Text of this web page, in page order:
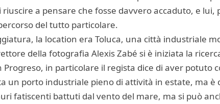
a pensare che fosse davvero accaduto, e
del tutto particolare.
la location era Toluca, una città industriale
della fotografia Alexis Zabé si è iniziata la
Progreso, in particolare il regista dice di aver potuto
un porto industriale pieno di attività in estate, ma è
fatiscenti battuti dal vento del mare, ma si può